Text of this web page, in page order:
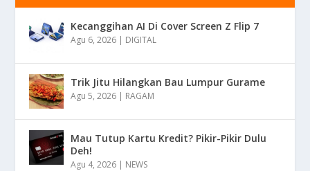
Kecanggihan AI Di Cover Screen Z Flip 7
Agu 6, 2026 | DIGITAL
Trik Jitu Hilangkan Bau Lumpur Gurame
Agu 5, 2026 | RAGAM
Mau Tutup Kartu Kredit? Pikir-Pikir Dulu
Deh!
Agu 4, 2026 | NEWS